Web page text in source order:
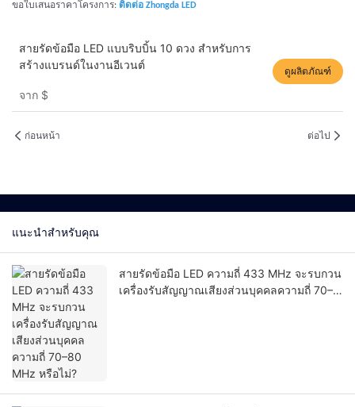
ขอใบเสนอราคาโครงการ: ติดต่อ Zhongda LED
สายรัดข้อมือ LED แบบริบบิ้น 10 ดวง สำหรับการ
สร้างแบรนด์ในงานอีเวนต์
จาก $
ดูผลิตภัณฑ์
ก่อนหน้า ต่อไป
แนะนำสำหรับคุณ
สายรัดข้อมือ LED ความถี่ 433 MHz จะรบกวน
เครื่องรับสัญญาณเสียงส่วนบุคคลความถี่ 70–